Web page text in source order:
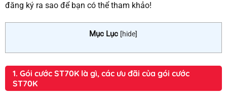
đăng ký ra sao để bạn có thể tham khảo!
Mục Lục [hide]
1. Gói cước ST70K là gì, các ưu đãi của gói cước
ST70K